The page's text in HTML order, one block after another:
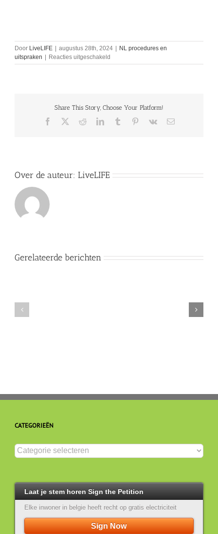
Door LiveLIFE augustus 28th, 2024
NL procedures en
uitspraken
Reacties uitgeschakeld
NL
Share This Story, Choose Your Platform!
Facebook RedditLinkedInTumblr Pinterest
Vk
E-
Over de auteur: LiveLIFE
Gerelateerde berichten
CATEGORIEËN
Categorieën
Laat je stem horen Sign the Petition
Elke inwoner in belgie heeft recht op gratis electriciteit
Sign Now